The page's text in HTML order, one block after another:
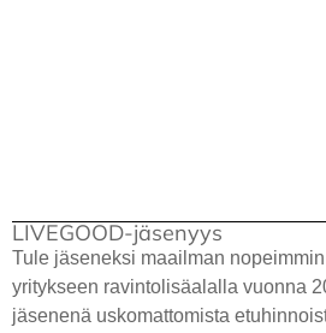
LIVEGOOD-jäsenyys
Tule jäseneksi maailman
yritykseen ravintolisäalalla vuonna
jäsenenä uskomattomista